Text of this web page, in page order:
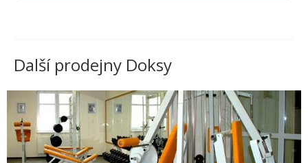
Další prodejny Doksy